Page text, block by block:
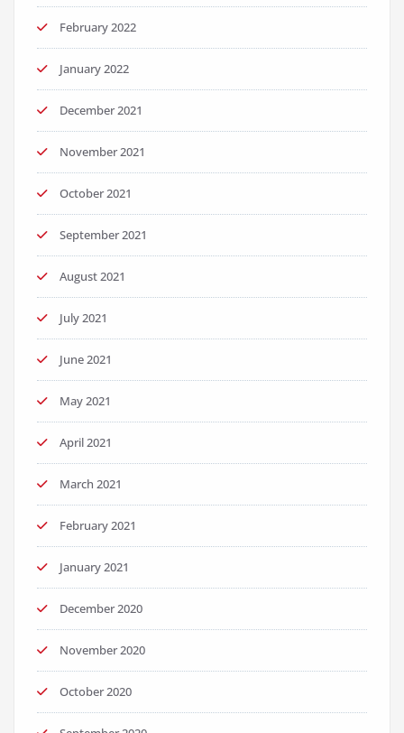
February 2022
January 2022
December 2021
November 2021
October 2021
September 2021
August 2021
July 2021
June 2021
May 2021
April 2021
March 2021
February 2021
January 2021
December 2020
November 2020
October 2020